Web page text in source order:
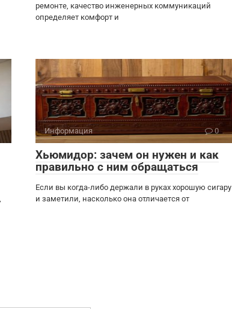
ремонте, качество инженерных коммуникаций
определяет комфорт и
Информация 0
Хьюмидор: зачем он нужен и как
правильно с ним обращаться
Если вы когда-либо держали в руках хорошую сигару
и заметили, насколько она отличается от